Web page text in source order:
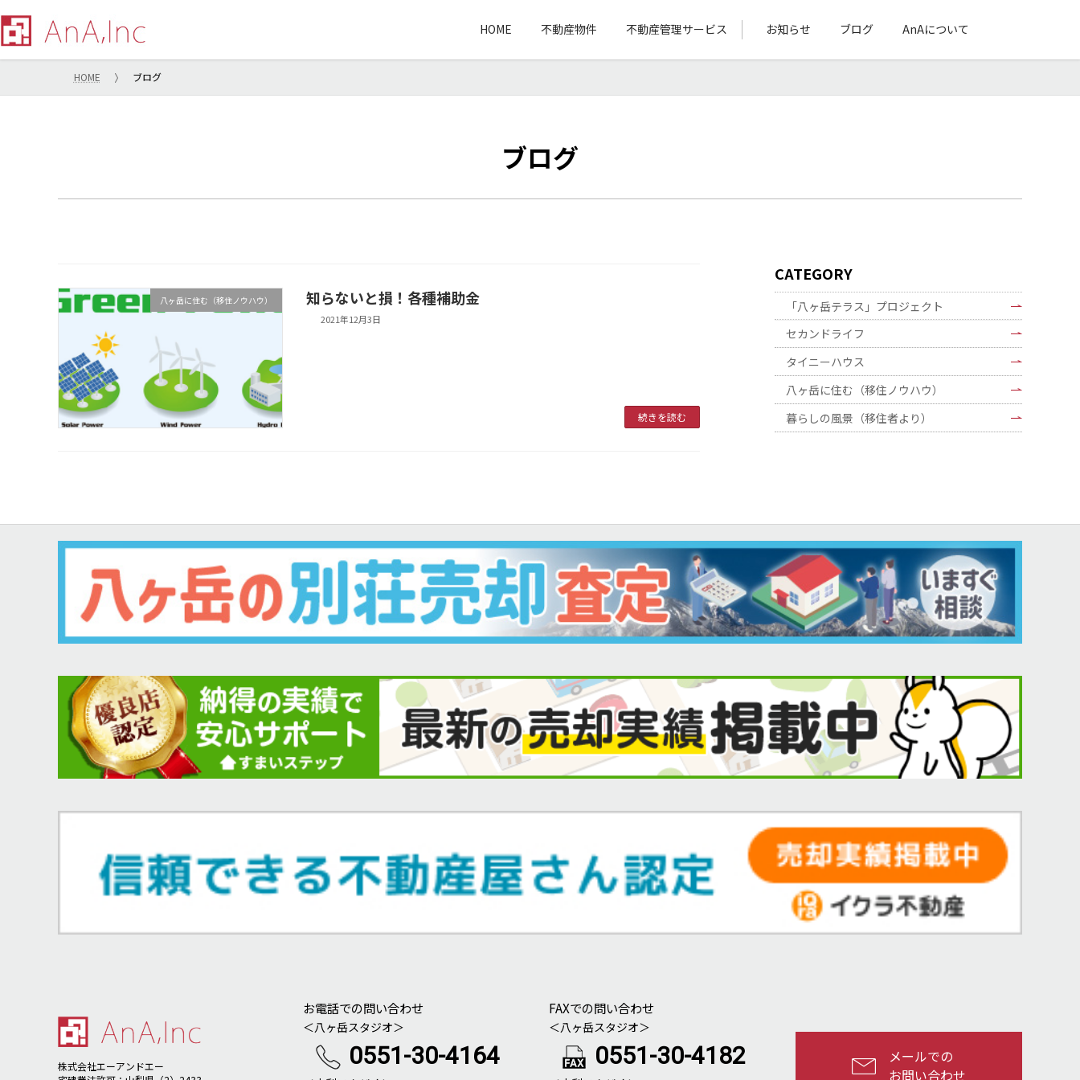
ン
テ
ン
ビ
ゲ
ー
HOME 不動産物件 不動産管理サービス お知らせ ブログ AnAについて
HOME ブログ
ブログ
八ヶ岳に住む（移住ノウハウ） 知らないと損！各種補助金
2021年12月3日
続きを読む
CATEGORY
「八ヶ岳テラス」プロジェクト
セカンドライフ
タイニーハウス
八ヶ岳に住む（移住ノウハウ）
暮らしの風景（移住者より）
株式会社エーアンドエー
お電話での問い合わせ
＜八ヶ岳スタジオ＞
0551-30-4164
FAXでの問い合わせ
＜八ヶ岳スタジオ＞
0551-30-4182
メールでの
お問い合わせ